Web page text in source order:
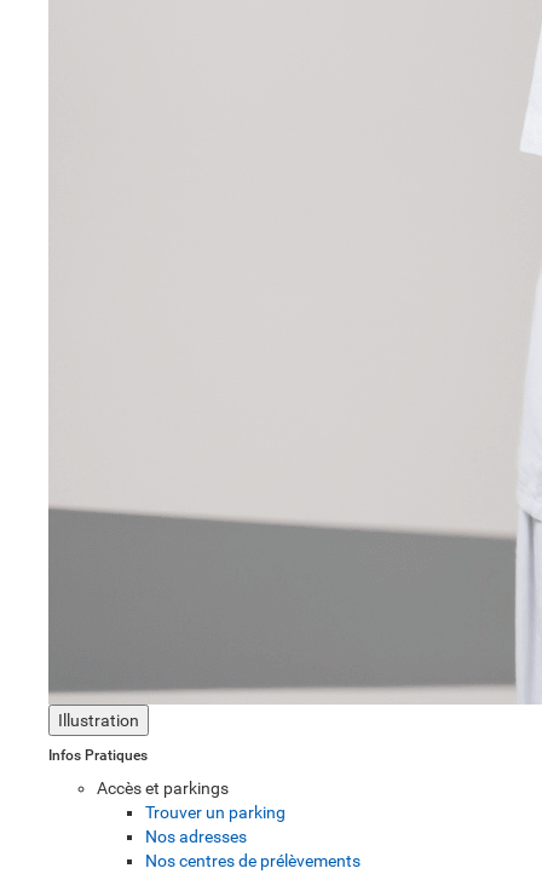
Illustration
Infos Pratiques
Accès et parkings
Trouver un parking
Nos adresses
Nos centres de prélèvements